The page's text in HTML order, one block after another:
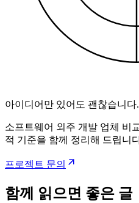
아이디어만 있어도 괜찮습니다.
소프트웨어 외주 개발 업체 비
적 기준을 함께 정리해 드립니
프로젝트 문의
함께 읽으면 좋은 글